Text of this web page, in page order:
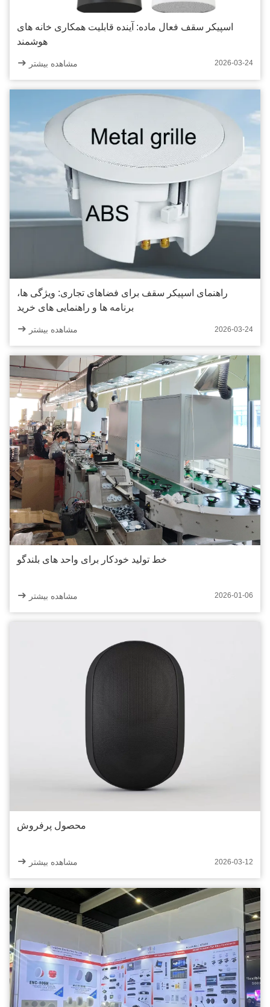
اسپیکر سقف فعال ماده: آینده قابلیت همکاری خانه های
هوشمند
2026-03-24 مشاهده بیشتر
راهنمای اسپیکر سقف برای فضاهای تجاری: ویژگی ها،
برنامه ها و راهنمایی های خرید
2026-03-24 مشاهده بیشتر
خط تولید خودکار برای واحد های بلندگو
2026-01-06 مشاهده بیشتر
محصول پرفروش
2026-03-12 مشاهده بیشتر